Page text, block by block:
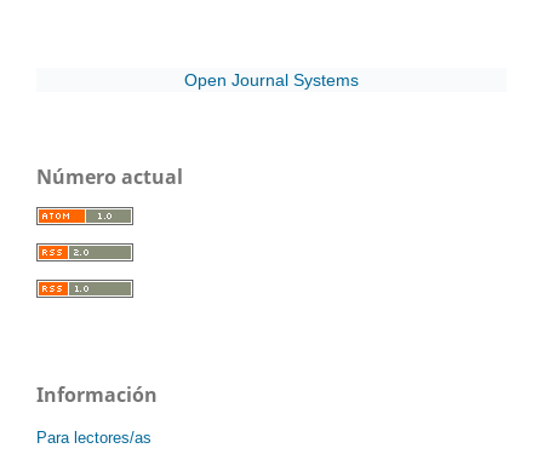
Open Journal Systems
Número actual
Información
Para lectores/as